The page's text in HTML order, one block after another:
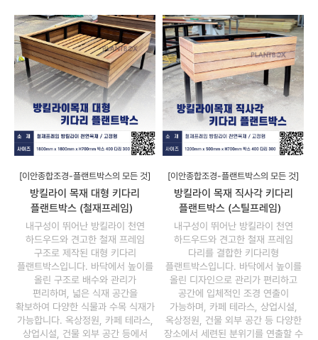
[이안종합조경-플랜트박스의 모든 것]
방킬라이 목재 대형 키다리
플랜트박스 (철재프레임)
내구성이 뛰어난 방킬라이 천연
하드우드와 견고한 철재 프레임
구조로 제작된 대형 키다리
플랜트박스입니다. 바닥에서 높이를
올린 구조로 배수와 관리가
편리하며, 넓은 식재 공간을
확보하여 다양한 식물과 수목 식재가
가능합니다. 옥상정원, 카페 테라스,
상업시설, 건물 외부 공간 등에서
[이안종합조경-플랜트박스의 모든 것]
방킬라이 목재 직사각 키다리
플랜트박스 (스틸프레임)
내구성이 뛰어난 방킬라이 천연
하드우드와 견고한 철재 프레임
다리를 결합한 키다리형
플랜트박스입니다. 바닥에서 높이를
올린 디자인으로 관리가 편리하고
공간에 입체적인 조경 연출이
가능하며, 카페 테라스, 상업시설,
옥상정원, 건물 외부 공간 등 다양한
장소에서 세련된 분위기를 연출할 수